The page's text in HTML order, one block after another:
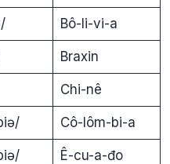
Bô-li-vi-a
Braxin
Chi-nê
Cô-lôm-bi-a
Ê-cu-a-đo